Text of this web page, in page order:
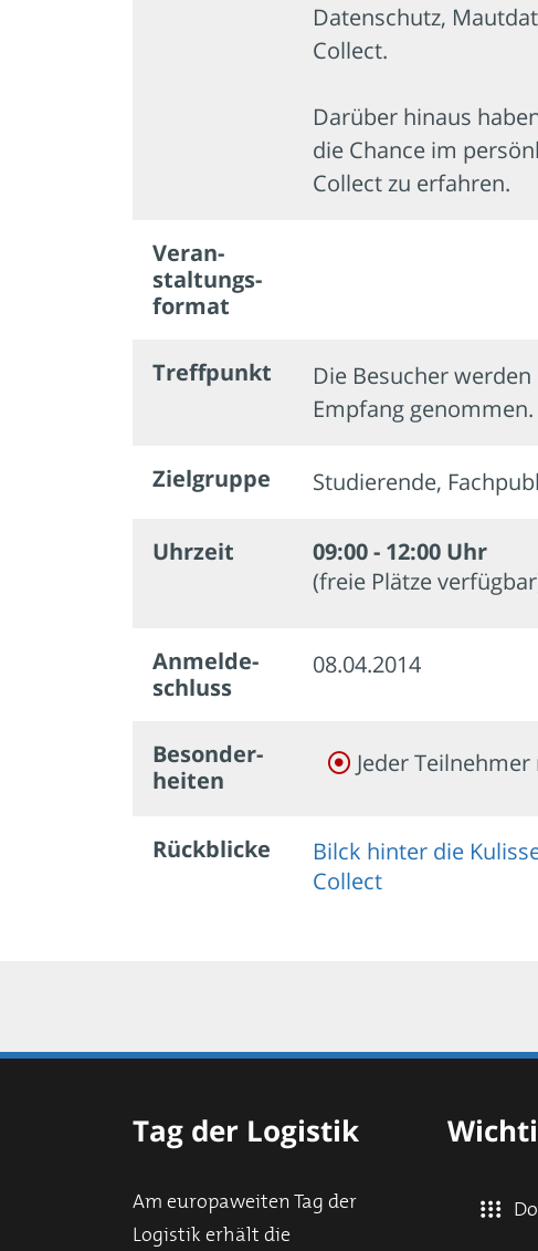
Datenschutz,
Collect.
Darüber hinaus
die Chance im
Collect zu erfahren.
Veran­
staltungs­
format
Treffpunkt
Die Besucher
Empfang genommen.
Zielgruppe Studierende,
Uhrzeit
09:00 - 12:00 Uhr
(freie Plätze
Anmelde­
schluss
08.04.2014
Besonder­
heiten
Jeder
Rückblicke
Bilck hinter die
Collect
Tag der Logistik
Am europaweiten Tag der
Logistik erhält die